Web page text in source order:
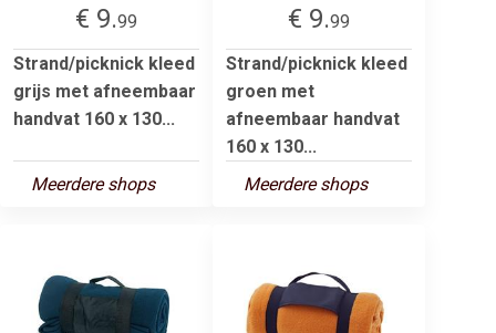
€ 9.99
Strand/picknick kleed
grijs met afneembaar
handvat 160 x 130...
Meerdere shops
€ 9.99
Strand/picknick kleed
groen met
afneembaar handvat
160 x 130...
Meerdere shops